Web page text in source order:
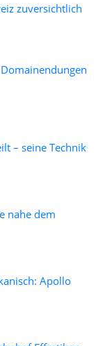
zuversichtlich
– seine Technik
nahe dem
Apollo